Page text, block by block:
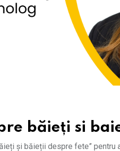
băieți si
și băieții despre fete” pentru